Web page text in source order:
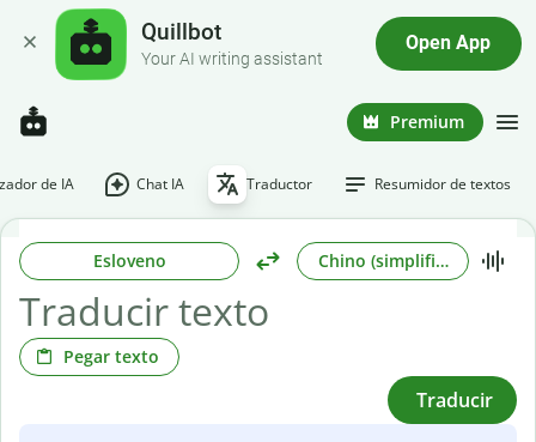
Quillbot
Your AI writing assistant
Open App
Premium
de IA Chat IA Traductor Resumidor de textos
Esloveno Chino (simplificado)
Pegar texto
Traducir